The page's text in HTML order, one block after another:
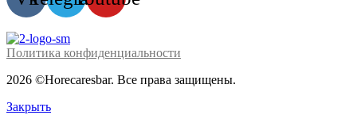
2026 ©Horecaresbar. Все права защищены.
Политика конфиденциальности
Закрыть